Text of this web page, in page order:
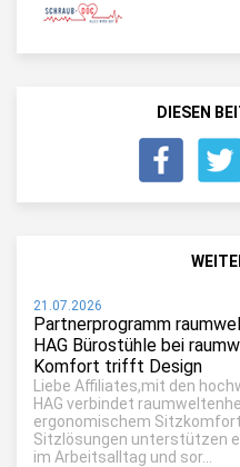
DIESEN
21.07.2026
Partnerprogramm
HAG Bürostühle bei
Komfort trifft Design
Liebe Affiliates,mit den
HAG verbindet
ergonomischem
Sitzlösungen unterstützen
im Arbeitsalltag und sor...